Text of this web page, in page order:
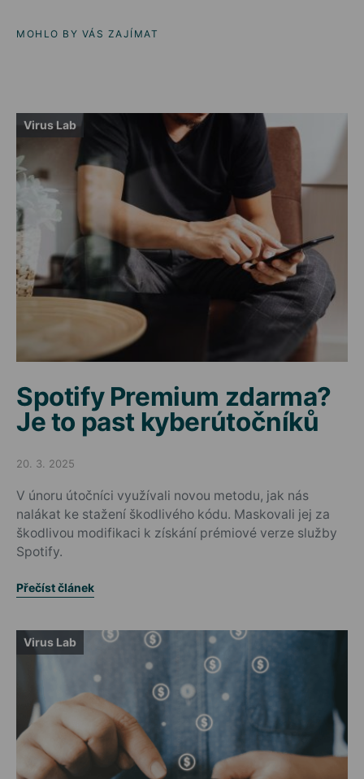
MOHLO BY VÁS ZAJÍMAT
Virus Lab
Spotify Premium zdarma?
Je to past kyberútočníků
Posted on
20. 3. 2025
V únoru útočníci využívali novou metodu, jak nás
nalákat ke stažení škodlivého kódu. Maskovali jej za
škodlivou modifikaci k získání prémiové verze služby
Spotify.
Přečíst článek
Virus Lab